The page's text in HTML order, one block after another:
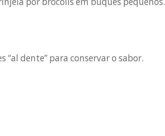
“al dente” para conservar o sabor.